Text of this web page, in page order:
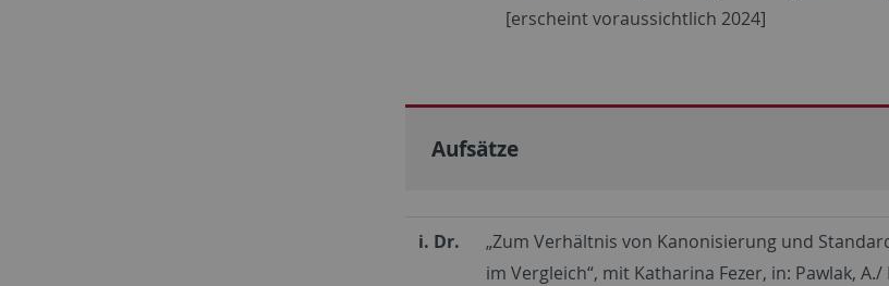
[erscheint voraussichtlich 2024]
Aufsätze
i. Dr.
„Zum Verhältnis von Kanonisierung und
im Vergleich“, mit Katharina Fezer, in: Pawlak,